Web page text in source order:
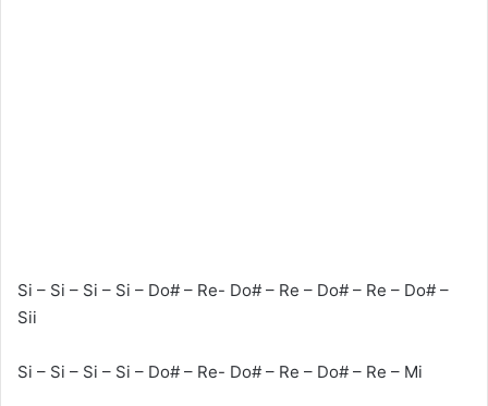
Si – Si – Si – Si – Do# – Re- Do# – Re – Do# – Re – Do# –
Sii
Si – Si – Si – Si – Do# – Re- Do# – Re – Do# – Re – Mi